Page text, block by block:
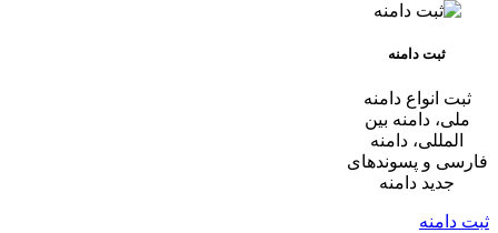
ثبت دامنه
ثبت انواع دامنه
ملی، دامنه بین
المللی، دامنه
فارسی و پسوندهای
جدید دامنه
ثبت دامنه